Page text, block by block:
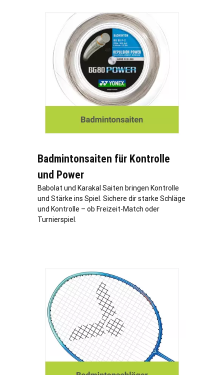
Badmintonsaiten für Kontrolle
und Power
Babolat und Karakal Saiten bringen Kontrolle
und Stärke ins Spiel. Sichere dir starke Schläge
und Kontrolle – ob Freizeit-Match oder
Turnierspiel.